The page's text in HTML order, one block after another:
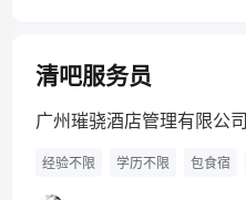
清吧服务员
广州璀骁酒店管理有限公司
经验不限 学历不限 包食宿